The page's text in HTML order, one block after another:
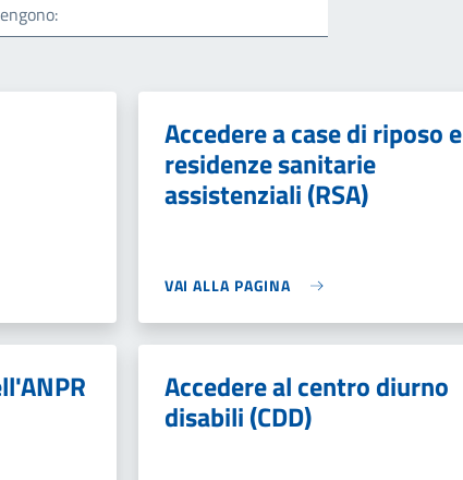
Accedere a case di riposo e
residenze sanitarie
assistenziali (RSA)
VAI ALLA PAGINA
Accedere al centro diurno
disabili (CDD)